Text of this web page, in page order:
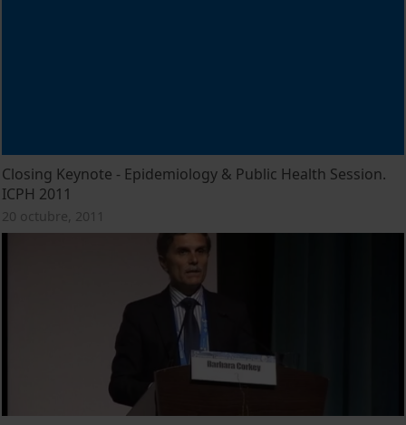
Closing Keynote - Epidemiology & Public Health Session.
ICPH 2011
20 octubre, 2011